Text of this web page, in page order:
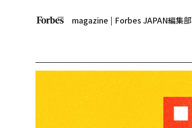
magazine | Forbes JAPAN編集部